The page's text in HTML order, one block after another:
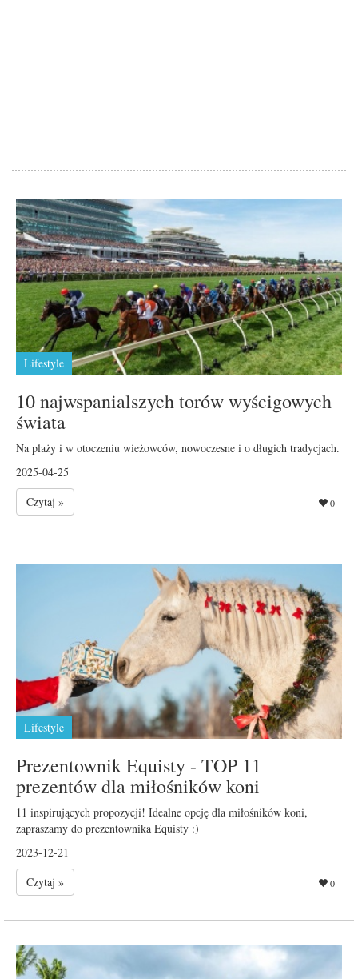
Lifestyle
10 najwspanialszych torów wyścigowych
świata
Na plaży i w otoczeniu wieżowców, nowoczesne i o długich tradycjach.
2025-04-25
Czytaj »
0
Lifestyle
Prezentownik Equisty - TOP 11
prezentów dla miłośników koni
11 inspirujących propozycji! Idealne opcję dla miłośników koni,
zapraszamy do prezentownika Equisty :)
2023-12-21
Czytaj »
0